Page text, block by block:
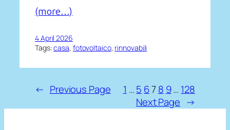
(more…)
4 April 2026
Tags:casa, fotovoltaico, rinnovabili
← Previous Page 1 …5 678 9… 128
Next Page →